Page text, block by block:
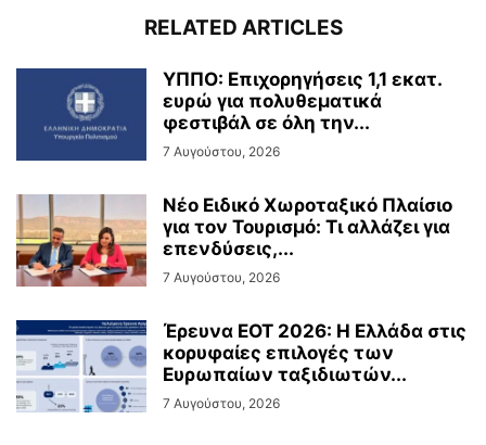
RELATED ARTICLES
ΥΠΠΟ: Επιχορηγήσεις 1,1 εκατ.
ευρώ για πολυθεματικά
φεστιβάλ σε όλη την...
7 Αυγούστου, 2026
Νέο Ειδικό Χωροταξικό Πλαίσιο
για τον Τουρισμό: Τι αλλάζει για
επενδύσεις,...
7 Αυγούστου, 2026
Έρευνα ΕΟΤ 2026: Η Ελλάδα στις
κορυφαίες επιλογές των
Ευρωπαίων ταξιδιωτών...
7 Αυγούστου, 2026